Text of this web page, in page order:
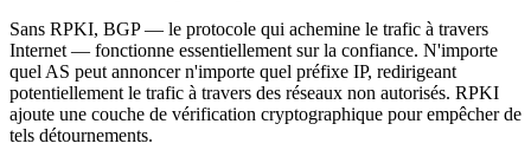
Sans RPKI, BGP — le protocole qui achemine le trafic à travers
Internet — fonctionne essentiellement sur la confiance. N'importe
quel AS peut annoncer n'importe quel préfixe IP, redirigeant
potentiellement le trafic à travers des réseaux non autorisés. RPKI
ajoute une couche de vérification cryptographique pour empêcher de
tels détournements.